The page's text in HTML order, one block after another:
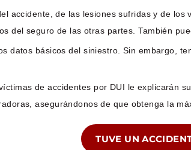
accidente, de las lesiones sufridas y de
del seguro de las otras partes. También
datos básicos del siniestro. Sin embargo,
de accidentes por DUI le explicarán
asegurándonos de que obtenga la
TUVE UN